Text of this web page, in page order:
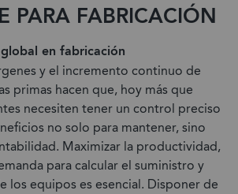
PARA FABRICACIÓN
en fabricación
y el incremento continuo de
primas hacen que, hoy más que
necesiten tener un control preciso
no solo para mantener, sino
Maximizar la productividad,
para calcular el suministro y
los equipos es esencial. Disponer de